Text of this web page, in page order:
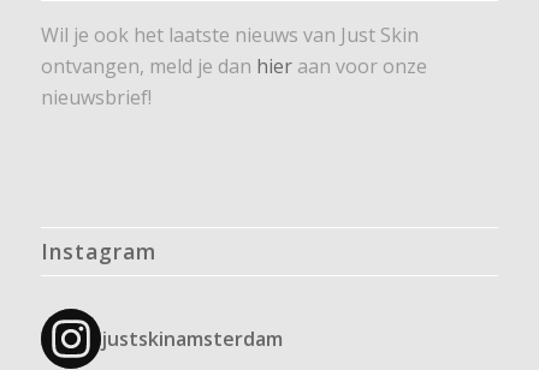
Wil je ook het laatste nieuws van Just Skin
ontvangen, meld je dan hieraan voor onze
nieuwsbrief!
Instagram
justskinamsterdam